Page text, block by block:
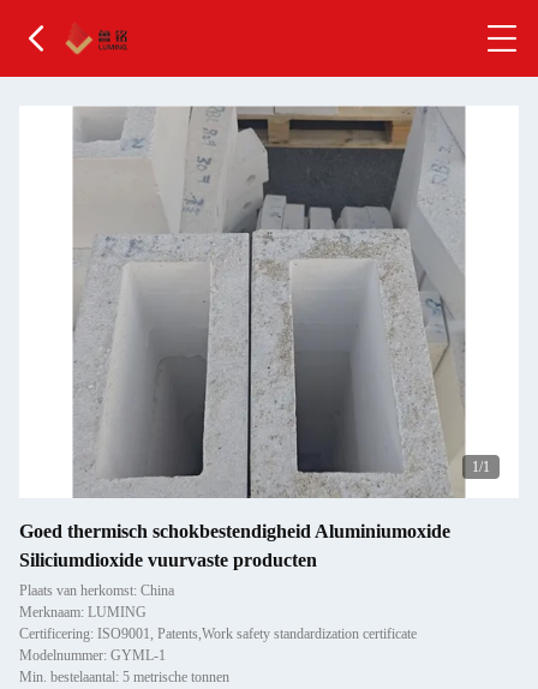
1/1
Goed thermisch schokbestendigheid Aluminiumoxide
Siliciumdioxide vuurvaste producten
Plaats van herkomst: China
Merknaam: LUMING
Certificering: ISO9001, Patents,Work safety standardization certificate
Modelnummer: GYML-1
Min. bestelaantal: 5 metrische tonnen